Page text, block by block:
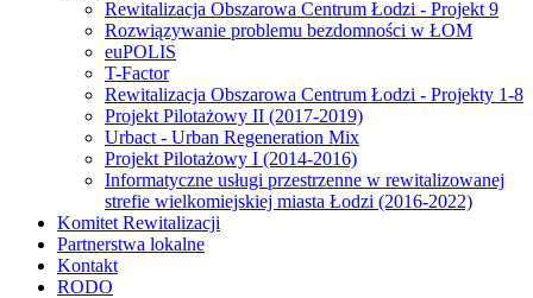
Rewitalizacja Obszarowa Centrum Łodzi - Projekt 9
Rozwiązywanie problemu bezdomności w ŁOM
euPOLIS
T-Factor
Rewitalizacja Obszarowa Centrum Łodzi - Projekty 1-8
Projekt Pilotażowy II (2017-2019)
Urbact - Urban Regeneration Mix
Projekt Pilotażowy I (2014-2016)
Informatyczne usługi przestrzenne w rewitalizowanej
strefie wielkomiejskiej miasta Łodzi (2016-2022)
Komitet Rewitalizacji
Partnerstwa lokalne
Kontakt
RODO